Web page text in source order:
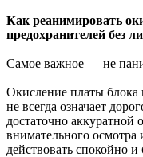
Как реанимировать
предохранителей без
Самое важное — не
Окисление платы блока
не всегда означает
достаточно
внимательного
действовать спокойно и